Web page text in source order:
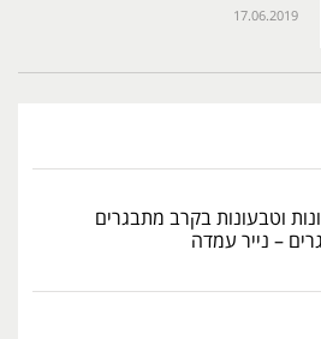
17.06.2019
וטבעונות בקרב מתבגרים
– נייר עמדה